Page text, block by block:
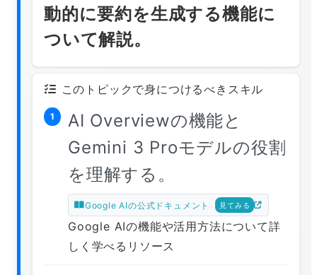
動的に要約を生成する機能に
ついて解説。
このトピックで身につけるべきスキル
1
AI Overviewの機能と
Gemini 3 Proモデルの役割
を理解する。
Google AIの公式ドキュメント 見てみる
Google AIの機能や活用方法について詳
しく学べるリソース